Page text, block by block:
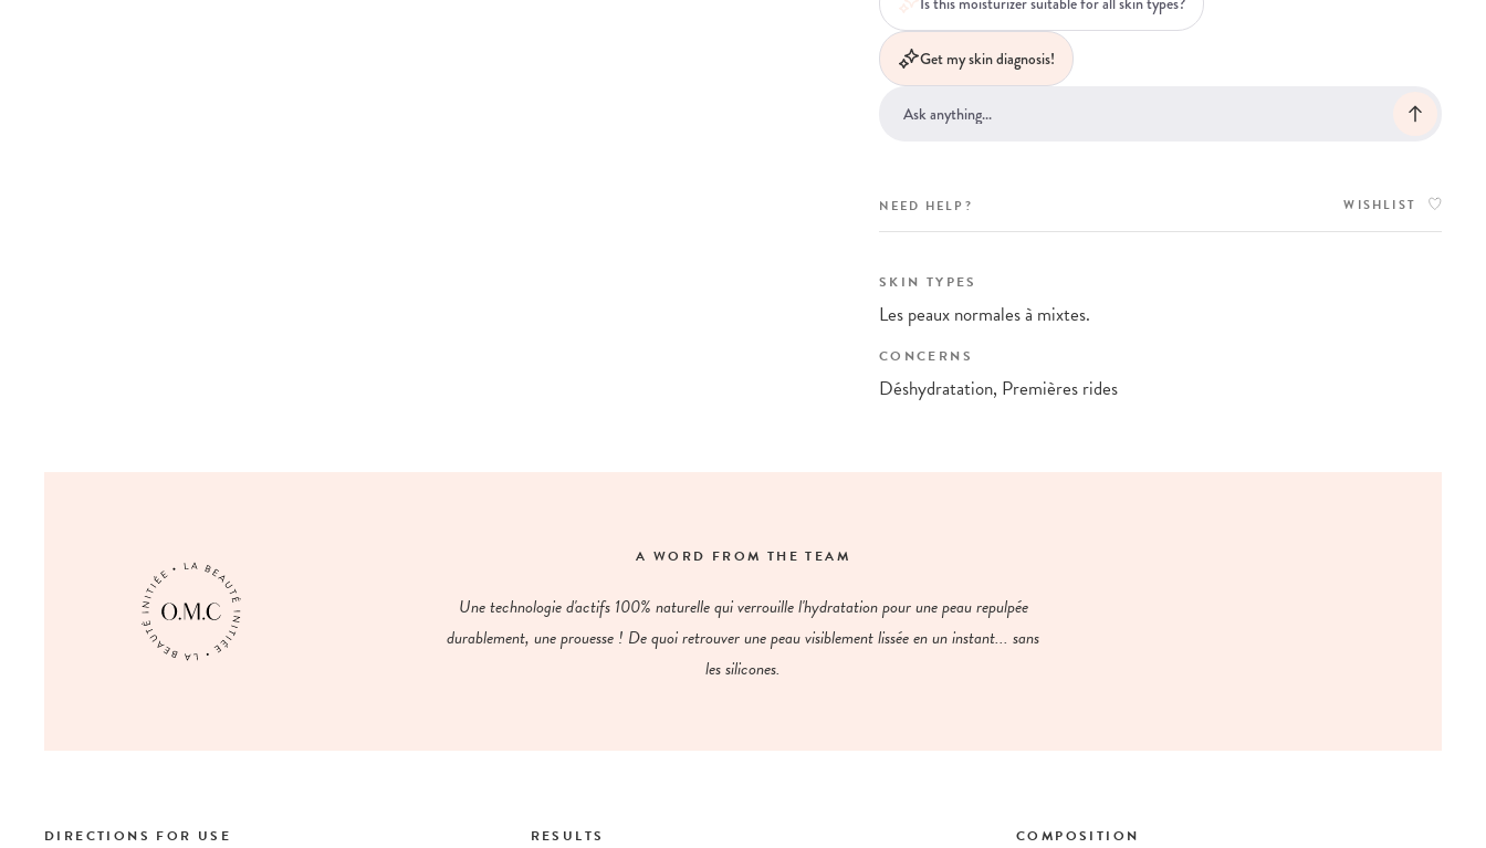
Get my skin diagnosis!
NEED HELP? WISHLIST
SKIN TYPES
Les peaux normales à mixtes.
CONCERNS
Déshydratation, Premières rides
A WORD FROM THE TEAM
Une technologie d'actifs 100% naturelle qui verrouille l'hydratation pour une peau repulpée
durablement, une prouesse ! De quoi retrouver une peau visiblement lissée en un instant... sans
les silicones.
DIRECTIONS FOR USE RESULTS COMPOSITION